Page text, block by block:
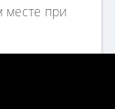
месте при